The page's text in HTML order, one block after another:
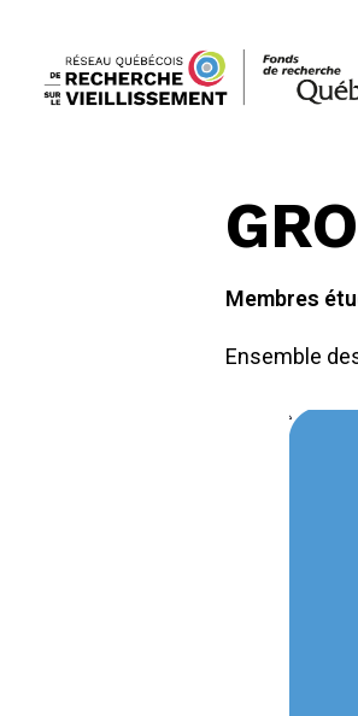
Membres
Ensemble